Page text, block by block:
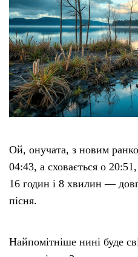
Ой, онучата, з новим
04:43, а сховається о
16 годин і 8 хвилин —
пісня.
Найпомітніше нині буде